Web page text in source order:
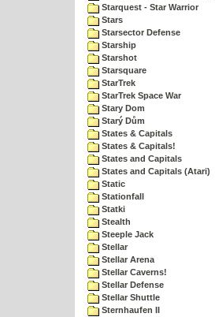
Starquest - Star Warrior
Stars
Starsector Defense
Starship
Starshot
Starsquare
StarTrek
StarTrek Space War
Stary Dom
Starý Dům
States & Capitals
States & Capitals!
States and Capitals
States and Capitals (Atari)
Static
Stationfall
Statki
Stealth
Steeple Jack
Stellar
Stellar Arena
Stellar Caverns!
Stellar Defense
Stellar Shuttle
Sternhaufen II